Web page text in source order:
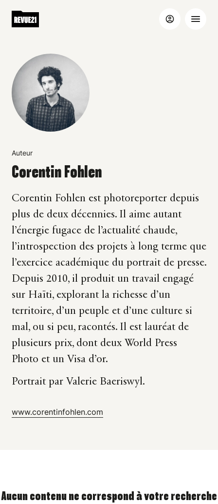
Auteur
Corentin Fohlen
Corentin Fohlen est photoreporter depuis
plus de deux décennies. Il aime autant
l’énergie fugace de l’actualité chaude,
l’introspection des projets à long terme que
l’exercice académique du portrait de presse.
Depuis 2010, il produit un travail engagé
sur Haïti, explorant la richesse d’un
territoire, d’un peuple et d’une culture si
mal, ou si peu, racontés. Il est lauréat de
plusieurs prix, dont deux World Press
Photo et un Visa d’or.
Portrait par Valerie Baeriswyl.
www.corentinfohlen.com
Aucun contenu ne correspond à votre recherche